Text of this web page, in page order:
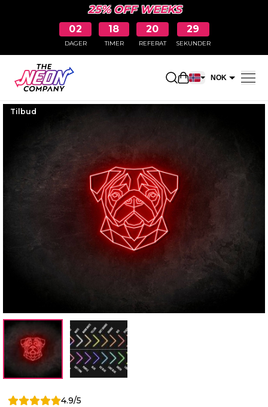
25% OFF WEEKS
02
DAGER
18
TIMER
20
REFERAT
29
SEKUNDER
Åpne NOK
Tilbud
4.9/5